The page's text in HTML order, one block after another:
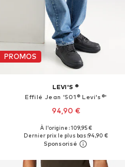
PROMOS
LEVI'S ®
Effilé Jean '501® Levi's®'
94,90 €
+51
Disponible en plusieurs tailles
Ajouter au panier
À l'origine : 109,95 €
Dernier prix le plus bas :94,90 €